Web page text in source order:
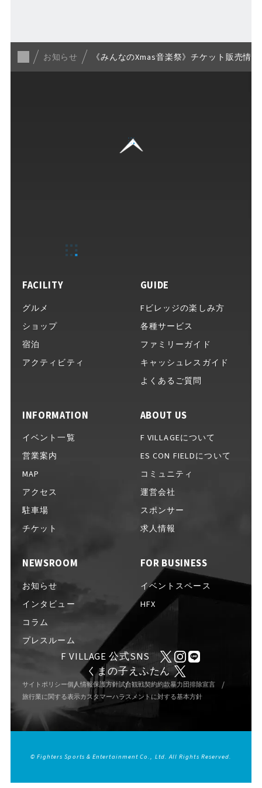
各種サービス
イベントをお考えの方へ
完全キャッシュレスガイド
Fビレッジ公式アプリ
GOODS
EVENTS イベント一覧
NEWS お知らせ
INTERVIEW インタビュー
COLUMNS コラム
FAQ よくある質問
お知らせ 《みんなのXmas音楽祭》チケット販売情
FACILITY
グルメ
ショップ
宿泊
アクティビティ
INFORMATION
イベント一覧
営業案内
MAP
アクセス
駐車場
チケット
GUIDE
Fビレッジの楽しみ方
各種サービス
ファミリーガイド
キャッシュレスガイド
よくあるご質問
NEWSROOM
お知らせ
インタビュー
コラム
プレスルーム
ABOUT US
F VILLAGEについて
ES CON FIELDについて
コミュニティ
運営会社
スポンサー
求人情報
FOR BUSINESS
イベントスペース
HFX
F VILLAGE 公式SNS
くまの子えふたん
サイトポリシー個人情報保護方針試合観戦契約約款暴力団排除宣言
旅行業に関する表示カスタマーハラスメントに対する基本方針
© Fighters Sports & Entertainment Co., Ltd. All Rights Reserved.